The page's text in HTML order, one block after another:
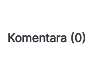
Komentara (0)